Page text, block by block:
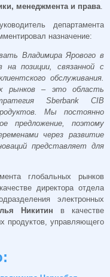
менеджмента и права
департамента
назначение:
Владимира Ярового в
на позиции, связанной с
обслуживания.
рынков – это область
Sberbank CIB
Мы постоянно
предложение, поэтому
через развитие
представляет для
глобальных рынков
директора отдела
электронных
Никитин в качестве
продуктов, управляющего